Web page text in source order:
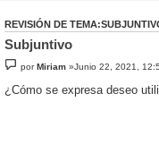
REVISIÓN DE
Subjuntivo
porMiriam »Junio 22, 2021,
¿Cómo se expresa deseo